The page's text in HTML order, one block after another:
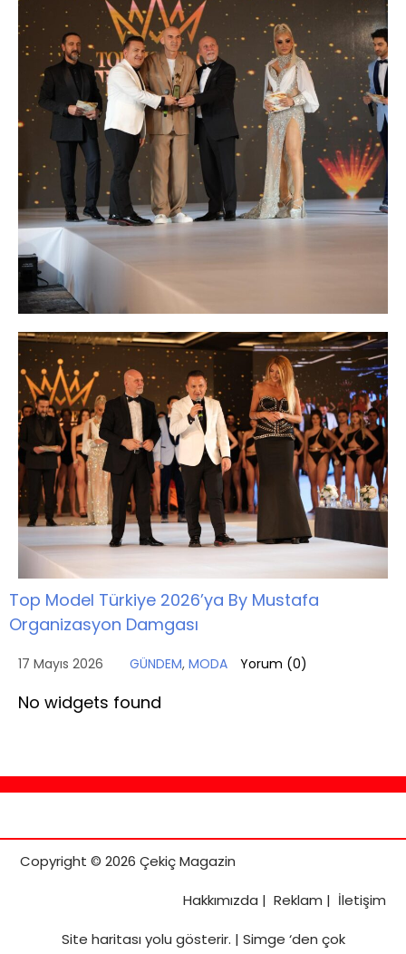
Top Model Türkiye 2026’ya By Mustafa
Organizasyon Damgası
17 Mayıs 2026 GÜNDEM, MODA Yorum (0)
No widgets found
Copyright © 2026 Çekiç Magazin
Hakkımızda | Reklam | İletişim
Site haritasıyolu gösterir. | Simge ‘den çok